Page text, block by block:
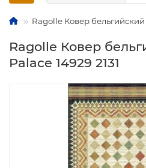
Ragolle Ковер бельгийский
Ragolle Ковер
Palace 14929 2131